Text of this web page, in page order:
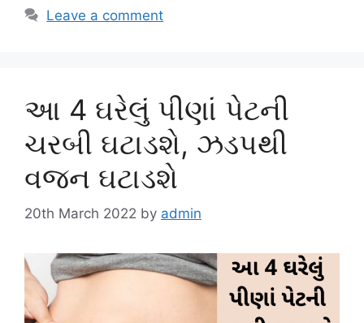
Leave a comment
આ 4 ઘરેલું પીણાં પેટની
ચરબી ઘટાડશે, ઝડપથી
વજન ઘટાડશે
20th March 2022 by admin